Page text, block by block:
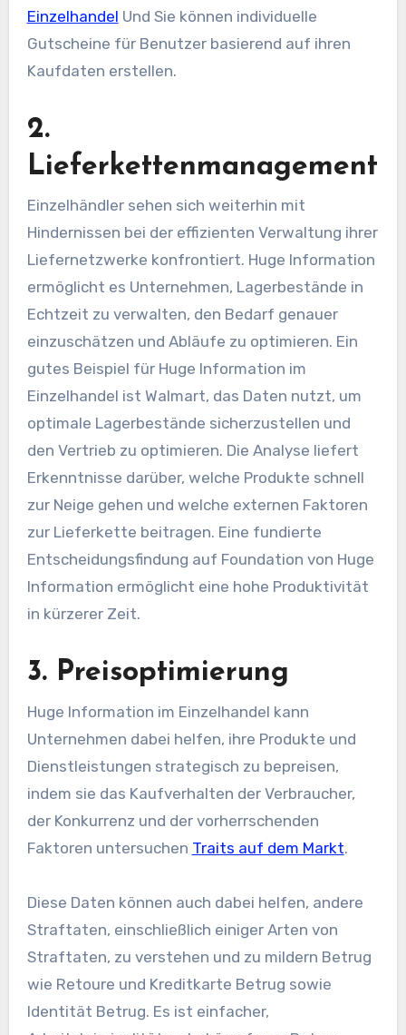
Einzelhandel Und Sie können individuelle
Gutscheine für Benutzer basierend auf ihren
Kaufdaten erstellen.
2.
Lieferkettenmanagement
Einzelhändler sehen sich weiterhin mit
Hindernissen bei der effizienten Verwaltung ihrer
Liefernetzwerke konfrontiert. Huge Information
ermöglicht es Unternehmen, Lagerbestände in
Echtzeit zu verwalten, den Bedarf genauer
einzuschätzen und Abläufe zu optimieren. Ein
gutes Beispiel für Huge Information im
Einzelhandel ist Walmart, das Daten nutzt, um
optimale Lagerbestände sicherzustellen und
den Vertrieb zu optimieren. Die Analyse liefert
Erkenntnisse darüber, welche Produkte schnell
zur Neige gehen und welche externen Faktoren
zur Lieferkette beitragen. Eine fundierte
Entscheidungsfindung auf Foundation von Huge
Information ermöglicht eine hohe Produktivität
in kürzerer Zeit.
3. Preisoptimierung
Huge Information im Einzelhandel kann
Unternehmen dabei helfen, ihre Produkte und
Dienstleistungen strategisch zu bepreisen,
indem sie das Kaufverhalten der Verbraucher,
der Konkurrenz und der vorherrschenden
Faktoren untersuchen Traits auf dem Markt.
Diese Daten können auch dabei helfen, andere
Straftaten, einschließlich einiger Arten von
Straftaten, zu verstehen und zu mildern Betrug
wie Retoure und Kreditkarte Betrug sowie
Identität Betrug. Es ist einfacher,